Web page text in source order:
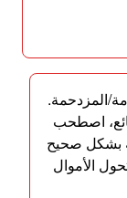
المزدحمة.
اصطحب
بشكل صحيح
الأموال